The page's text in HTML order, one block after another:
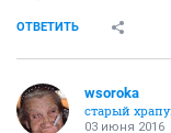
ОТВЕТИТЬ
wsoroka
старый
03 июня 2016